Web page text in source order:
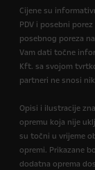
Cijene su
PDV i posebni
posebnog poreza
Vam dati točne
Kft. sa svojom
partneri ne snosi
Opisi i ilustracije
opremu koja nije
su točni u vrijeme
opremi. Prikazane
dodatna oprema